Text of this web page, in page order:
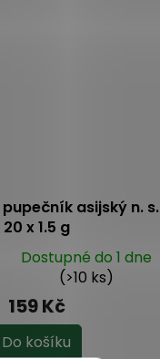
asijský n. s.
20 x 1.5 g
Dostupné do 1 dne
(>10 ks)
159 Kč
Do košíku